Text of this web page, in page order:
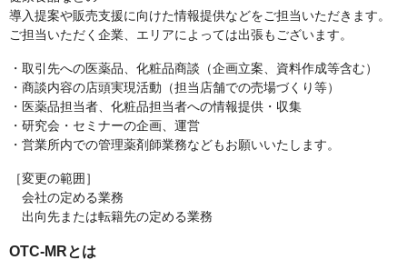
導入提案や販売支援に向けた情報提供などをご担当いただきます。
ご担当いただく企業、エリアによっては出張もございます。
・取引先への医薬品、化粧品商談（企画立案、資料作成等含む）
・商談内容の店頭実現活動（担当店舗での売場づくり等）
・医薬品担当者、化粧品担当者への情報提供・収集
・研究会・セミナーの企画、運営
・営業所内での管理薬剤師業務などもお願いいたします。
［変更の範囲］
会社の定める業務
出向先または転籍先の定める業務
OTC-MRとは